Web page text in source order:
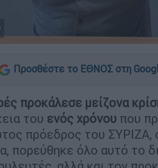
Προσθέστε το ΕΘΝΟΣ στη
προκάλεσε μείζονα
του ενός χρόνου που
πρόεδρος του ΣΥΡΙΖΑ,
πορεύθηκε όλο αυτό το